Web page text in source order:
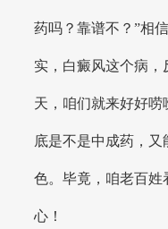
药吗？靠谱不？”相
实，白癜风这个病
天，咱们就来好好唠
底是不是中成药，
色。毕竟，咱老百
心！